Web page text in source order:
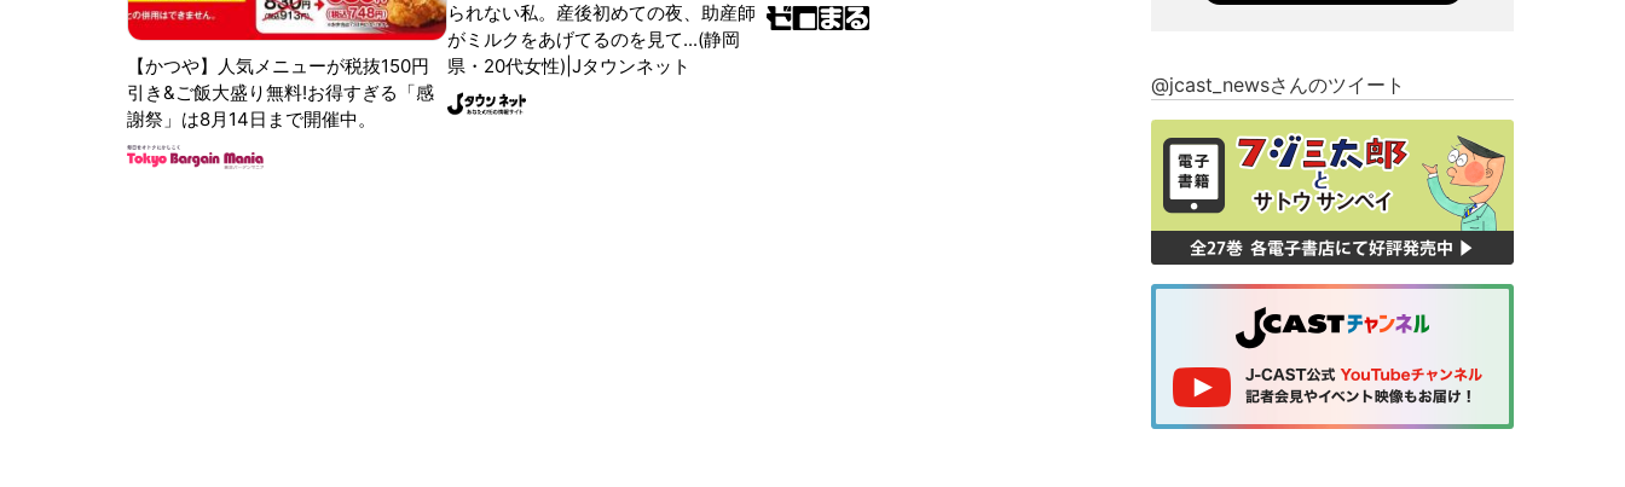
【かつや】人気メニューが税抜150円
引き&ご飯大盛り無料!お得すぎる「感
謝祭」は8月14日まで開催中。
られない私。産後初めての夜、助産師
がミルクをあげてるのを見て...(静岡
県・20代女性)|Jタウンネット
@jcast_newsさんのツイート